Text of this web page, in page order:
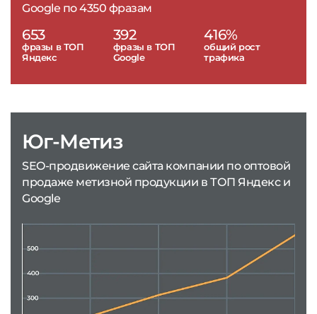
Google по 4350 фразам
653
фразы в ТОП
Яндекс
392
фразы в ТОП
Google
416%
общий рост
трафика
Юг-Метиз
SEO-продвижение сайта компании по оптовой
продаже метизной продукции в ТОП Яндекс и
Google